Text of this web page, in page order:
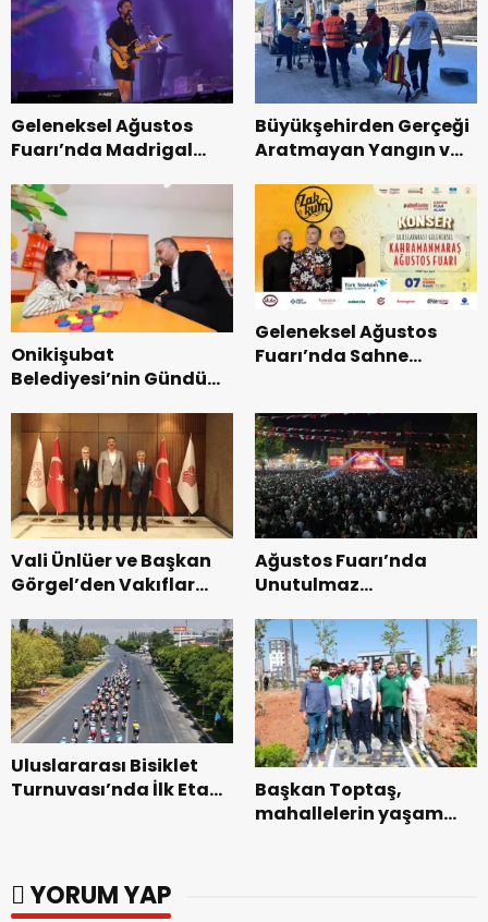
Geleneksel Ağustos
Fuarı’nda Madrigal
Büyükşehirden Gerçeği
Aratmayan Yangın ve
Onikişubat
Belediyesi’nin Gündüz
dönemin ön kayıtları
başladı.
Geleneksel Ağustos
Fuarı’nda Sahne
Vali Ünlüer ve Başkan
Görgel’den Vakıflar
ziyaret.
Ağustos Fuarı’nda
Unutulmaz
Uluslararası Bisiklet
Turnuvası’nda İlk Etap
Başkan Toptaş,
mahallelerin yaşam
YORUM YAP